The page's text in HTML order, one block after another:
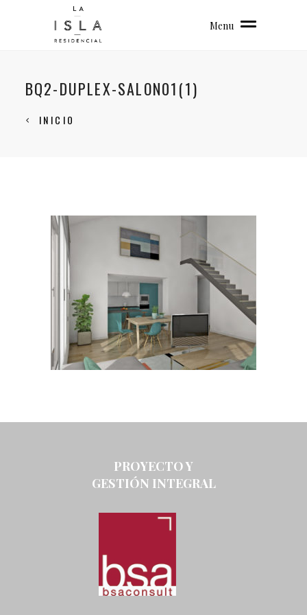
Menu
BQ2-DUPLEX-SALON01(1)
INICIO
PROYECTO Y
GESTIÓN INTEGRAL